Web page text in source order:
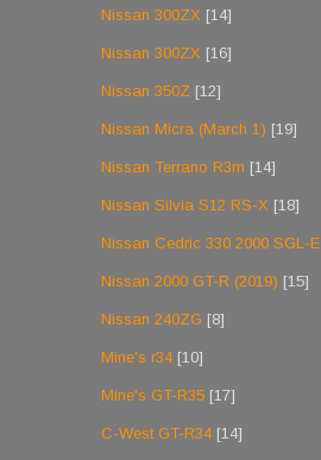
Nissan 300ZX [14]
Nissan 300ZX [16]
Nissan 350Z [12]
Nissan Micra (March 1) [19]
Nissan Terrano R3m [14]
Nissan Silvia S12 RS-X [18]
Nissan Cedric 330 2000 SGL-E
Nissan 2000 GT-R (2019) [15]
Nissan 240ZG [8]
Mine's r34 [10]
Mine's GT-R35 [17]
C-West GT-R34 [14]